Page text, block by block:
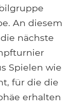
An diesem
nächste
Spielen wie
für die die
erhalten